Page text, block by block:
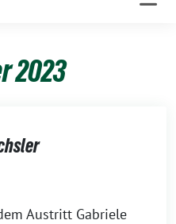
2023
Austritt Gabriele